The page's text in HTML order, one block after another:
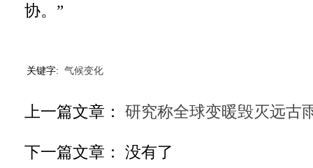
协。”
关键字: 气候变化
上一篇文章： 研究称全球变暖毁灭远古
下一篇文章： 没有了